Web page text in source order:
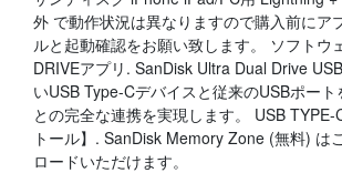
外 で動作状況は異なりますので購入前にア
ルと起動確認をお願い致します。 ソフトウ
DRIVEアプリ. SanDisk Ultra Dual Drive
いUSB Type-Cデバイスと従来のUSBポー
との完全な連携を実現します。 USB TYPE-
トール】. SanDisk Memory Zone (無料) は
ロードいただけます。